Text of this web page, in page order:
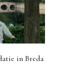
in Breda